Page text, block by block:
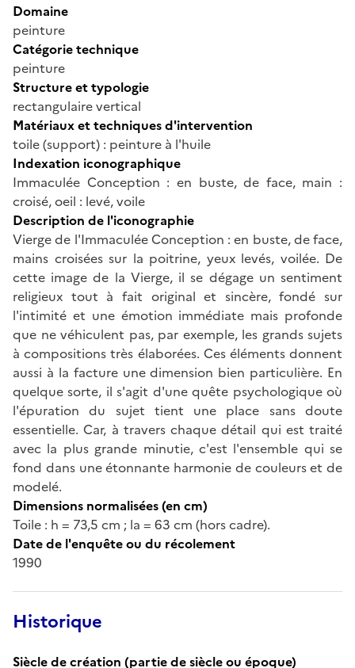
Domaine
peinture
Catégorie technique
peinture
Structure et typologie
rectangulaire vertical
Matériaux et techniques d'intervention
toile (support) : peinture à l'huile
Indexation iconographique
Immaculée Conception : en buste, de face, main :
croisé, oeil : levé, voile
Description de l'iconographie
Vierge de l'Immaculée Conception : en buste, de face,
mains croisées sur la poitrine, yeux levés, voilée. De
cette image de la Vierge, il se dégage un sentiment
religieux tout à fait original et sincère, fondé sur
l'intimité et une émotion immédiate mais profonde
que ne véhiculent pas, par exemple, les grands sujets
à compositions très élaborées. Ces éléments donnent
aussi à la facture une dimension bien particulière. En
quelque sorte, il s'agit d'une quête psychologique où
l'épuration du sujet tient une place sans doute
essentielle. Car, à travers chaque détail qui est traité
avec la plus grande minutie, c'est l'ensemble qui se
fond dans une étonnante harmonie de couleurs et de
modelé.
Dimensions normalisées (en cm)
Toile : h = 73,5 cm ; la = 63 cm (hors cadre).
Date de l'enquête ou du récolement
1990
Historique
Siècle de création (partie de siècle ou époque)